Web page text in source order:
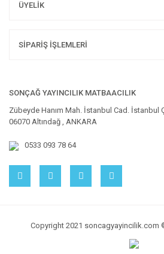
ÜYELİK
SİPARİŞ İŞLEMLERİ
SONÇAĞ YAYINCILIK MATBAACILIK
Zübeyde Hanım Mah. İstanbul Cad. İstanbul
06070 Altındağ , ANKARA
0533 093 78 64
Copyright 2021 soncagyayincilik.com